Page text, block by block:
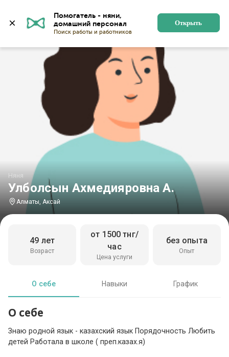
Помогатель - няни,
Поиск работы и работников
Открыть
Улболсын Ахмедияровна А.
Няня
Алматы, Аксай
Возраст
49 лет
Цена услуги
от 1500 тнг/
час
Опыт
без опыта
О себе Навыки График
О себе
Знаю родной язык - казахский язык Порядочность Любить
детей Работала в школе ( преп.казах.я)